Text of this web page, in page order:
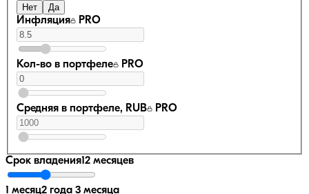
Нет Да
Инфляция PRO
Кол-во в портфеле PRO
Средняя в портфеле, RUB PRO
Срок владения12 месяцев
1 месяц2 года 3 месяца